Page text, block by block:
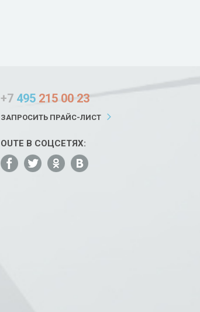
+7 495 215 00 23
ЗАПРОСИТЬ ПРАЙС-ЛИСТ
OUTE В СОЦСЕТЯХ: